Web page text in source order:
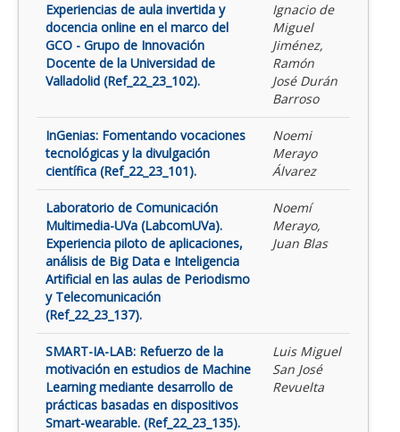
Experiencias de aula invertida y
docencia online en el marco del
GCO - Grupo de Innovación
Docente de la Universidad de
Valladolid (Ref_22_23_102).
Ignacio de
Miguel
Jiménez,
Ramón
José Durán
Barroso
InGenias: Fomentando vocaciones
tecnológicas y la divulgación
científica (Ref_22_23_101).
Noemi
Merayo
Álvarez
Laboratorio de Comunicación
Multimedia-UVa (LabcomUVa).
Experiencia piloto de aplicaciones,
análisis de Big Data e Inteligencia
Artificial en las aulas de Periodismo
y Telecomunicación
(Ref_22_23_137).
Noemí
Merayo,
Juan Blas
SMART-IA-LAB: Refuerzo de la
motivación en estudios de Machine
Learning mediante desarrollo de
prácticas basadas en dispositivos
Smart-wearable. (Ref_22_23_135).
Luis Miguel
San José
Revuelta